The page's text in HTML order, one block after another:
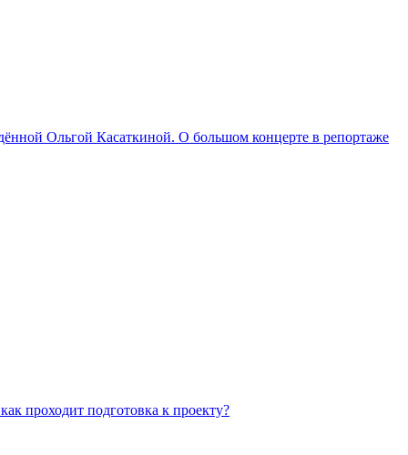
Ольгой Касаткиной. О большом концерте в репортаже
проходит подготовка к проекту?